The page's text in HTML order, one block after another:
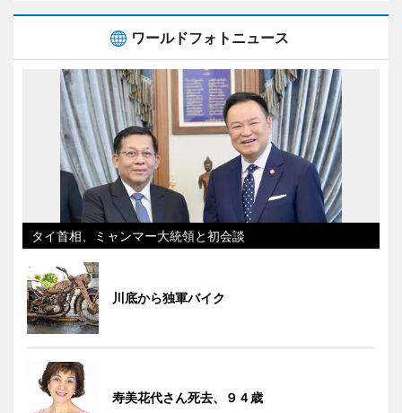
ワールドフォトニュース
タイ首相、ミャンマー大統領と初会談
川底から独軍バイク
寿美花代さん死去、９４歳